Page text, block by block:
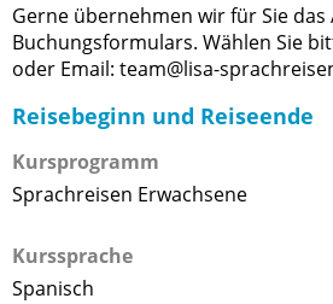
Gerne übernehmen wir für Sie das
Buchungsformulars. Wählen Sie
oder Email: team@lisa-
Reisebeginn und Reiseende
Kursprogramm
Sprachreisen Erwachsene
Kurssprache
Spanisch